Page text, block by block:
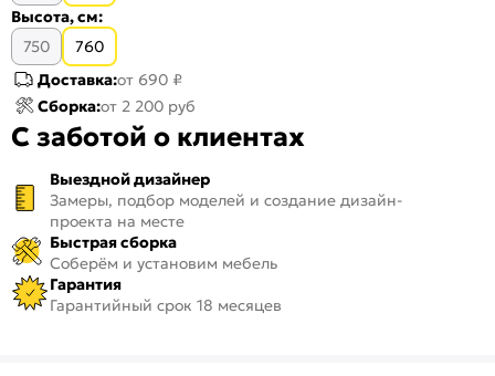
Высота, см:
750
760
Доставка:от 690 ₽
Сборка:от 2 200 руб
С заботой о клиентах
Выездной дизайнер
Замеры, подбор моделей и создание дизайн-
проекта на месте
Быстрая сборка
Соберём и установим мебель
Гарантия
Гарантийный срок 18 месяцев